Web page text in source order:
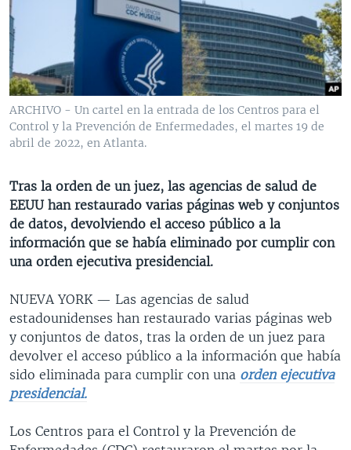
VENEZUELA
NICARAGUA
ECONOMÍA
ENTRETENIMIENTO Y CULTURA
TECNOLOGÍA
DEPORTES
CIENCIA Y SALUD
MULTIMEDIA
FOTOGRAFÍA
AUDIOS
PROGRAMAS TV
EL MUNDO AL DÍA
FORO INTERAMERICANO
VISIÓN 360
PANORAMA
RADIO
AVANCE INFORMATIVO
AUDIONOTICIAS
ESTADOS UNIDOS AL DÍA
EL MUNDO AL DÍA [RADIO]
FORO [RADIO]
DEPORTIVO INTERNACIONAL
NOTA ECONÓMICA
ENTRETENIMIENTO
DIRECT
DOCUMENTALES DE LA VOA
SÍGANOS
ARCHIVO - Un cartel en la entrada de los Centros para el
Control y la Prevención de Enfermedades, el martes 19 de
abril de 2022, en Atlanta.
Tras la orden de un juez, las agencias de salud de
EEUU han restaurado varias páginas web y conjuntos
de datos, devolviendo el acceso público a la
información que se había eliminado por cumplir con
una orden ejecutiva presidencial.
NUEVA YORK — Las agencias de salud
estadounidenses han restaurado varias páginas web
y conjuntos de datos, tras la orden de un juez para
devolver el acceso público a la información que había
sido eliminada para cumplir con una orden ejecutiva
presidencial.
Los Centros para el Control y la Prevención de